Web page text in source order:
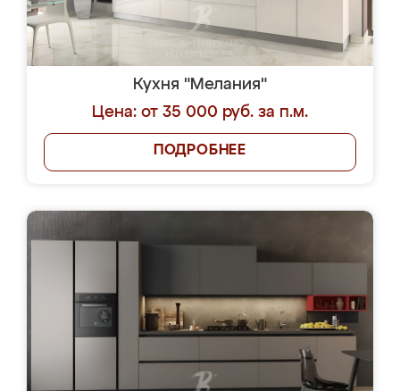
Кухня "Мелания"
Цена: от 35 000 руб. за п.м.
ПОДРОБНЕЕ